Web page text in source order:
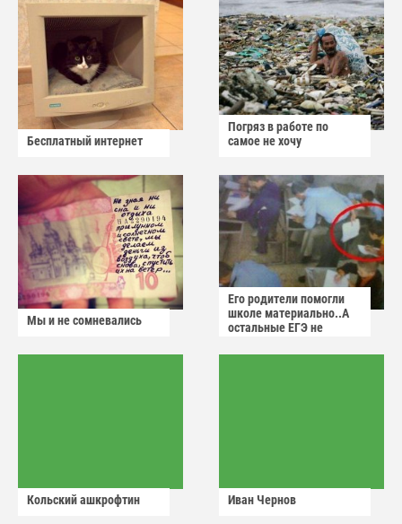
Бесплатный интернет
Погряз в работе по
самое не хочу
Мы и не сомневались
Его родители помогли
школе материально..А
остальные ЕГЭ не
Кольский ашкрофтин Иван Чернов